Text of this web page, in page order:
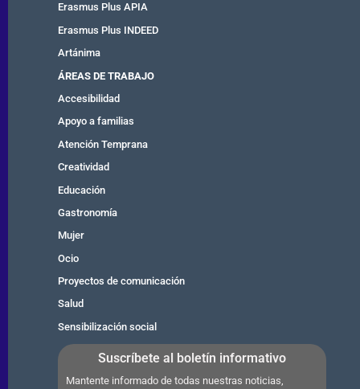
Erasmus Plus APIA
Erasmus Plus INDEED
Artánima
ÁREAS DE TRABAJO
Accesibilidad
Apoyo a familias
Atención Temprana
Creatividad
Educación
Gastronomía
Mujer
Ocio
Proyectos de comunicación
Salud
Sensibilización social
Suscríbete al boletín informativo
Mantente informado de todas nuestras noticias,